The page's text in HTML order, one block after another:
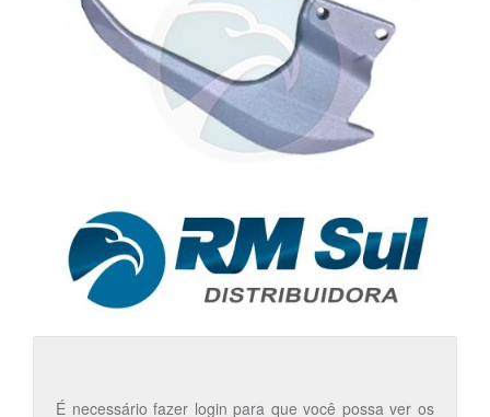
É necessário fazer login para que você possa ver os